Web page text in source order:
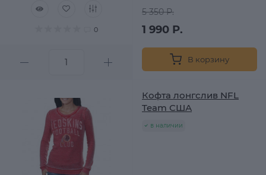
0
5 350 Р.
1 990 Р.
В корзину
Кофта лонгслив NFL
Team США
в наличии